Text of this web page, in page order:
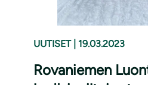
UUTISET 19.03.2023
Rovaniemen